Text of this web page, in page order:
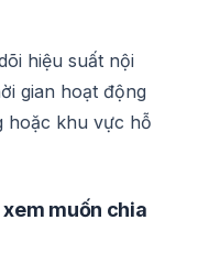
hiệu suất nội
gian hoạt động
hoặc khu vực hỗ
muốn chia